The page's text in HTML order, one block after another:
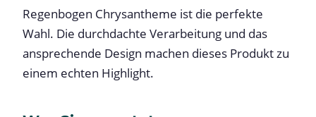
Regenbogen Chrysantheme ist die perfekte
Wahl. Die durchdachte Verarbeitung und das
ansprechende Design machen dieses Produkt zu
einem echten Highlight.